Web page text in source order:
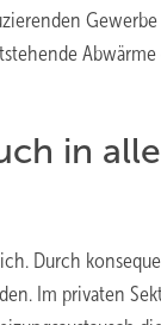
in
Durch
Im privaten